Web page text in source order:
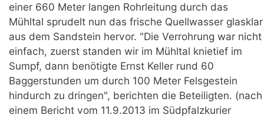
einer 660 Meter langen Rohrleitung durch das
Mühltal sprudelt nun das frische Quellwasser glasklar
aus dem Sandstein hervor. "Die Verrohrung war nicht
einfach, zuerst standen wir im Mühltal knietief im
Sumpf, dann benötigte Ernst Keller rund 60
Baggerstunden um durch 100 Meter Felsgestein
hindurch zu dringen", berichten die Beteiligten. (nach
einem Bericht vom 11.9.2013 im Südpfalzkurier